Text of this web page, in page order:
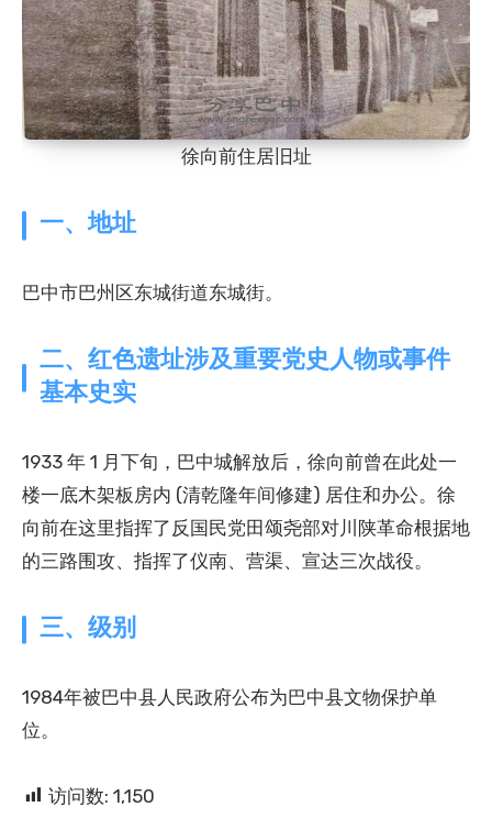
徐向前住居旧址
一、地址
巴中市巴州区东城街道东城街。
二、红色遗址涉及重要党史人物或事件
基本史实
1933 年 1 月下旬，巴中城解放后，徐向前曾在此处一
楼一底木架板房内 (清乾隆年间修建) 居住和办公。徐
向前在这里指挥了反国民党田颂尧部对川陕革命根据地
的三路围攻、指挥了仪南、营渠、宣达三次战役。
三、级别
1984年被巴中县人民政府公布为巴中县文物保护单
位。
访问数: 1,150